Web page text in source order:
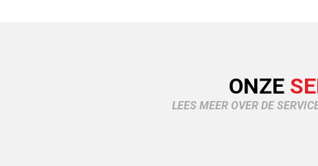
ONZE
LEES MEER OVER DE